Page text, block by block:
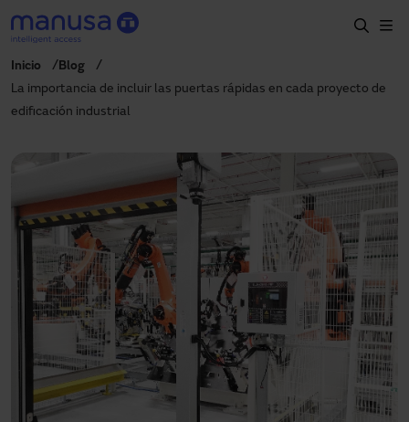
Skip to main content
Productos y sectores
Servicios
Especificación
Proyectos
Blog
Sobre nosotros
ES-LATAM
+34 935 915 700
manusa@manusa.com
Inicio
Blog
La importancia de incluir las puertas rápidas en cada proyecto de
edificación industrial